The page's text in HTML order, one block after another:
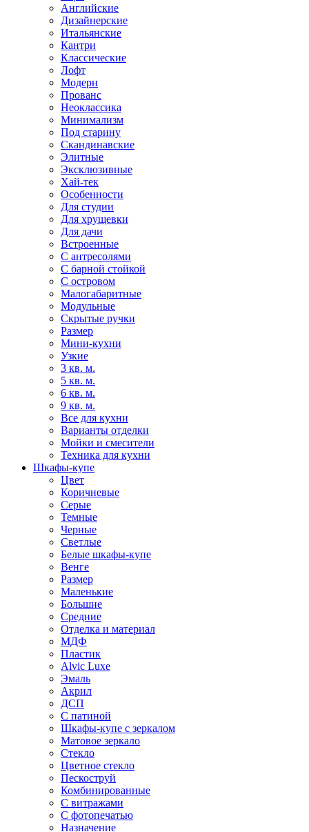
Английские
Дизайнерские
Итальянские
Кантри
Классические
Лофт
Модерн
Прованс
Неоклассика
Минимализм
Под старину
Скандинавские
Элитные
Эксклюзивные
Хай-тек
Особенности
Для студии
Для хрущевки
Для дачи
Встроенные
С антресолями
С барной стойкой
С островом
Малогабаритные
Модульные
Скрытые ручки
Размер
Мини-кухни
Узкие
3 кв. м.
5 кв. м.
6 кв. м.
9 кв. м.
Все для кухни
Варианты отделки
Мойки и смесители
Техника для кухни
Шкафы-купе
Цвет
Коричневые
Серые
Темные
Черные
Светлые
Белые шкафы-купе
Венге
Размер
Маленькие
Большие
Средние
Отделка и материал
МДФ
Пластик
Alvic Luxe
Эмаль
Акрил
ДСП
С патиной
Шкафы-купе с зеркалом
Матовое зеркало
Стекло
Цветное стекло
Пескоструй
Комбинированные
С витражами
С фотопечатью
Назначение